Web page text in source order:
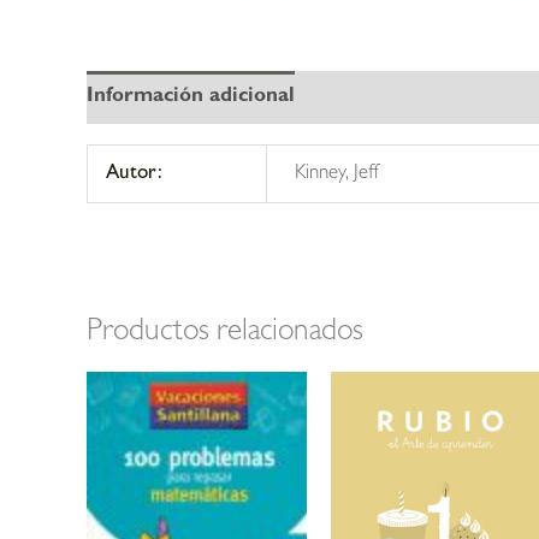
Información adicional
Autor: Kinney, Jeff
Productos relacionados